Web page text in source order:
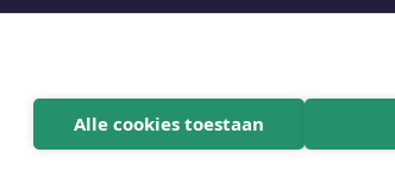
Alle cookies toestaan